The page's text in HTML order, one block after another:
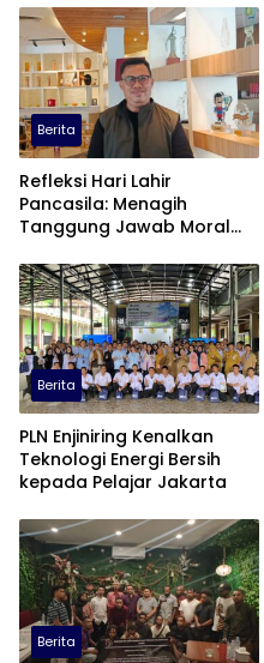
Berita
Refleksi Hari Lahir
Pancasila: Menagih
Tanggung Jawab Moral
Berita
PLN Enjiniring Kenalkan
Teknologi Energi Bersih
kepada Pelajar Jakarta
Berita